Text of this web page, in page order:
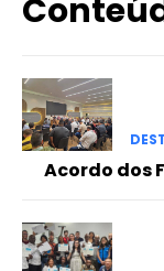
Acordo dos